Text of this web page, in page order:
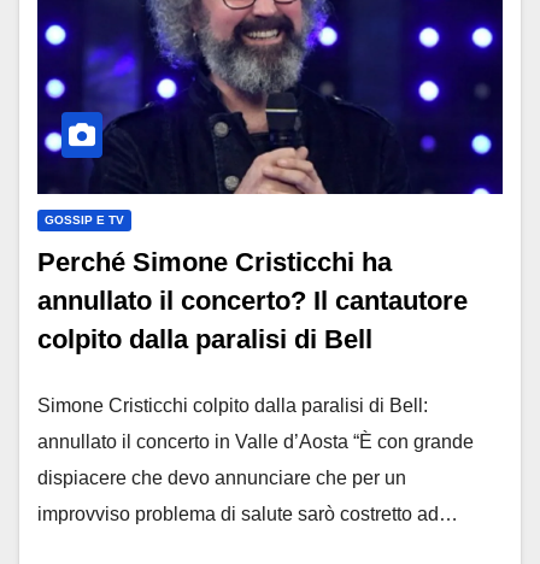
GOSSIP E TV
Perché Simone Cristicchi ha
annullato il concerto? Il cantautore
colpito dalla paralisi di Bell
Simone Cristicchi colpito dalla paralisi di Bell:
annullato il concerto in Valle d’Aosta “È con grande
dispiacere che devo annunciare che per un
improvviso problema di salute sarò costretto ad…